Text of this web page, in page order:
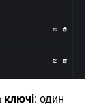
ключі: один